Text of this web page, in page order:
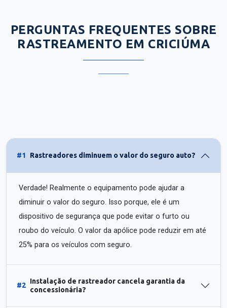
PERGUNTAS FREQUENTES SOBRE
RASTREAMENTO EM CRICIÚMA
#1 Rastreadores diminuem o valor do seguro auto?
Verdade! Realmente o equipamento pode ajudar a
diminuir o valor do seguro. Isso porque, ele é um
dispositivo de segurança que pode evitar o furto ou
roubo do veículo. O valor da apólice pode reduzir em até
25% para os veículos com seguro.
#2
Instalação de rastreador cancela garantia da
concessionária?